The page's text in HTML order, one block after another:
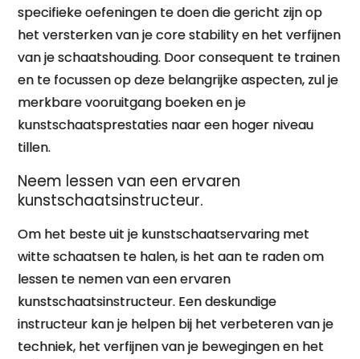
specifieke oefeningen te doen die gericht zijn op
het versterken van je core stability en het verfijnen
van je schaatshouding. Door consequent te trainen
en te focussen op deze belangrijke aspecten, zul je
merkbare vooruitgang boeken en je
kunstschaatsprestaties naar een hoger niveau
tillen.
Neem lessen van een ervaren
kunstschaatsinstructeur.
Om het beste uit je kunstschaatservaring met
witte schaatsen te halen, is het aan te raden om
lessen te nemen van een ervaren
kunstschaatsinstructeur. Een deskundige
instructeur kan je helpen bij het verbeteren van je
techniek, het verfijnen van je bewegingen en het